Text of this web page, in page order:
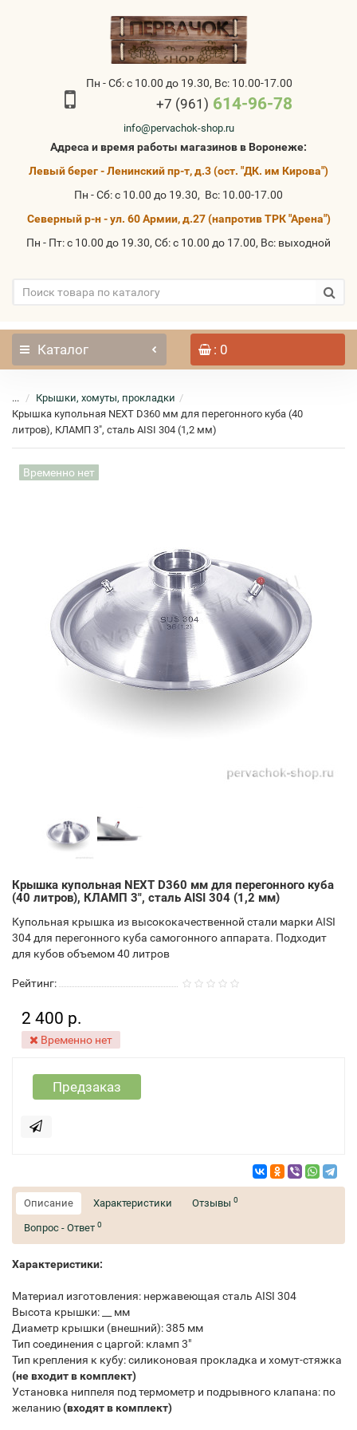
Пн - Сб: с 10.00 до 19.30, Вс: 10.00-17.00
+7 (961) 614-96-78
info@pervachok-shop.ru
Адреса и время работы магазинов в Воронеже:
Левый берег - Ленинский пр-т, д.3 (ост. "ДК. им Кирова")
Пн - Сб: с 10.00 до 19.30, Вс: 10.00-17.00
Северный р-н - ул. 60 Армии, д.27 (напротив ТРК "Арена")
Пн - Пт: с 10.00 до 19.30, Сб: с 10.00 до 17.00, Вс: выходной
Каталог : 0
...
Крышки, хомуты, прокладки
Крышка купольная NEXT D360 мм для перегонного куба (40
литров), КЛАМП 3", сталь AISI 304 (1,2 мм)
Временно нет
Крышка купольная NEXT D360 мм для перегонного куба
(40 литров), КЛАМП 3", сталь AISI 304 (1,2 мм)
Купольная крышка из высококачественной стали марки AISI
304 для перегонного куба самогонного аппарата. Подходит
для кубов объемом 40 литров
Рейтинг:
2 400 р.
Временно нет
Предзаказ
Описание Характеристики Отзывы 0
Вопрос - Ответ 0
Характеристики:
Материал изготовления: нержавеющая сталь AISI 304
Высота крышки: __ мм
Диаметр крышки (внешний): 385 мм
Тип соединения с царгой: кламп 3"
Тип крепления к кубу: силиконовая прокладка и хомут-стяжка
(не входит в комплект)
Установка ниппеля под термометр и подрывного клапана: по
желанию(входят в комплект)